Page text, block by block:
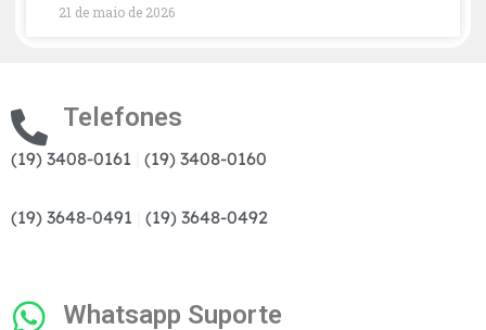
21 de maio de 2026
Telefones
(19) 3408-0161 (19) 3408-0160
(19) 3648-0491 (19) 3648-0492
Whatsapp Suporte